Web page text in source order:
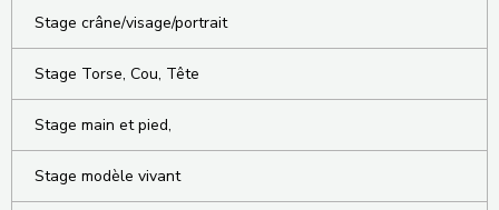
Stage crâne/visage/portrait
Stage Torse, Cou, Tête
Stage main et pied,
Stage modèle vivant